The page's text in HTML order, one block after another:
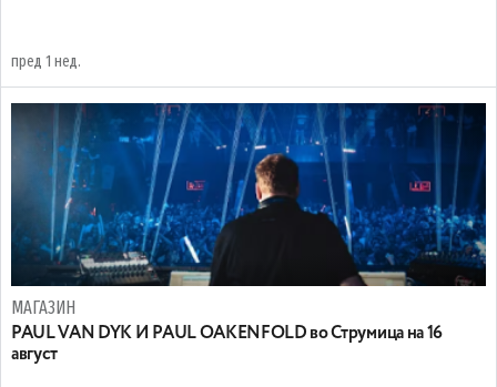
пред 1 нед.
МАГАЗИН
PAUL VAN DYK И PAUL OAKENFOLD во Струмица на 16
август